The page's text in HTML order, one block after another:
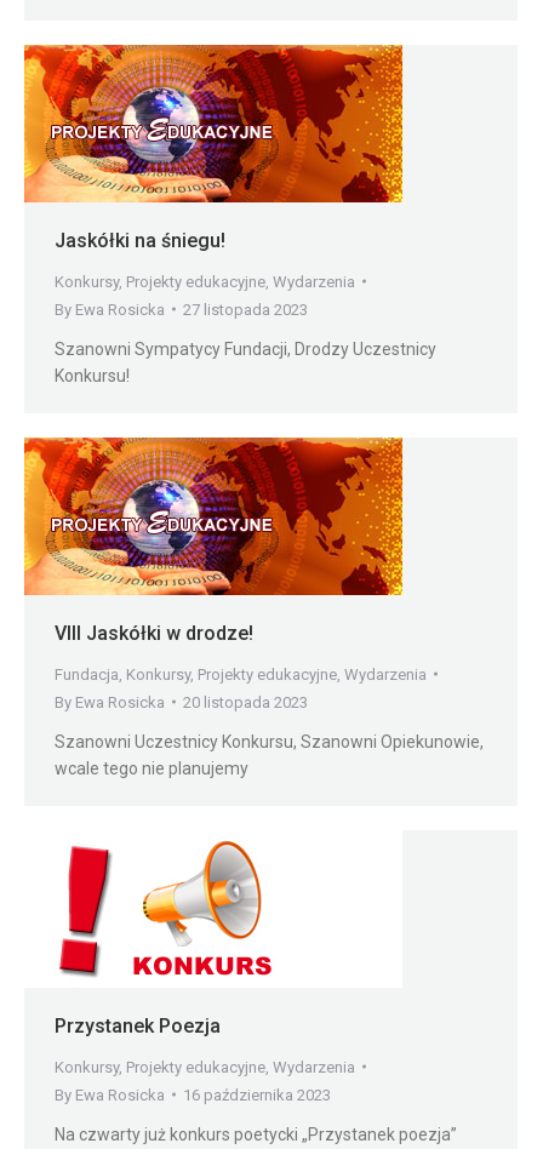
Jaskółki na śniegu!
Konkursy, Projekty edukacyjne Wydarzenia
By Ewa Rosicka 27 listopada 2023
Szanowni Sympatycy Fundacji, Drodzy Uczestnicy
Konkursu!
VIII Jaskółki w drodze!
Fundacja Konkursy, Projekty edukacyjne Wydarzenia
By Ewa Rosicka 20 listopada 2023
Szanowni Uczestnicy Konkursu, Szanowni Opiekunowie,
wcale tego nie planujemy
Przystanek Poezja
Konkursy, Projekty edukacyjne Wydarzenia
By Ewa Rosicka 16 października 2023
Na czwarty już konkurs poetycki „Przystanek poezja”